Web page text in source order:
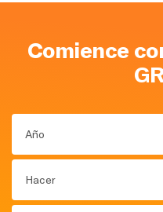
Comience
Año
Hacer